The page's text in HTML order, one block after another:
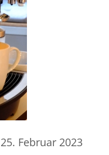
25. Februar 2023